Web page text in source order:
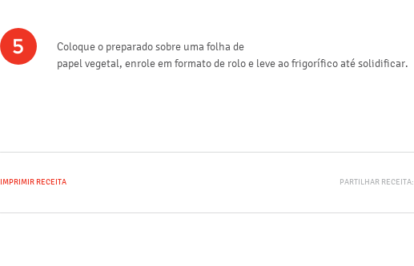
5
Coloque o preparado sobre uma folha de
papel vegetal, enrole em formato de rolo e leve ao frigorífico até solidificar.
IMPRIMIR RECEITA PARTILHAR RECEITA: